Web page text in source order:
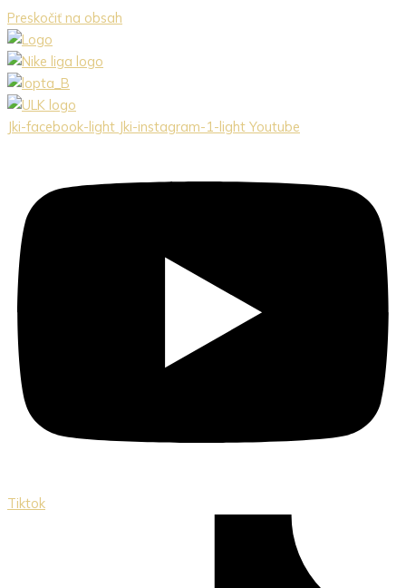
Preskočiť na obsah
Jki-facebook-light Jki-instagram-1-light Youtube
Tiktok